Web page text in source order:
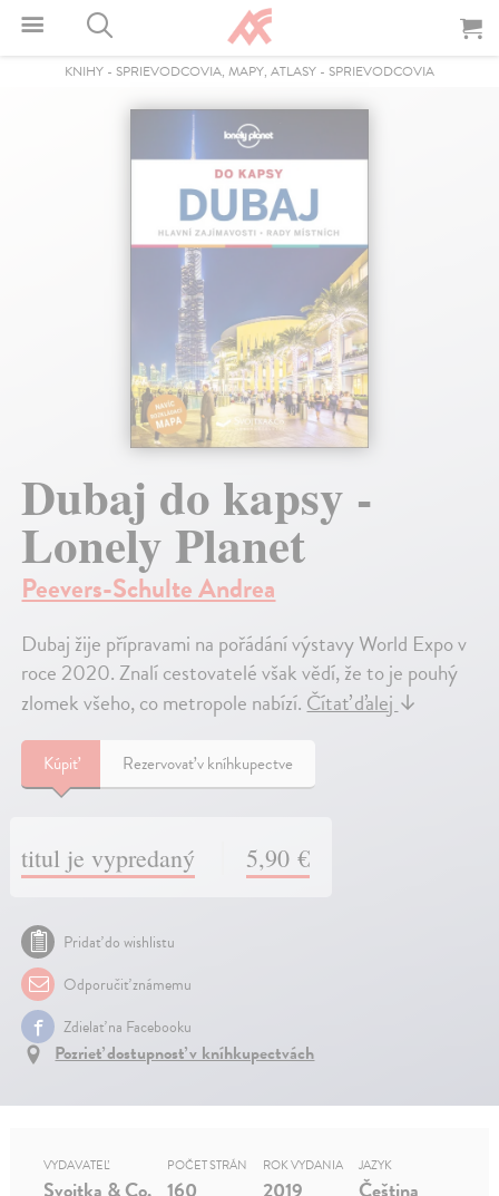
KNIHY - SPRIEVODCOVIA, MAPY, ATLASY - SPRIEVODCOVIA
Dubaj do kapsy -
Lonely Planet
Peevers-Schulte Andrea
Dubaj žije přípravami na pořádání výstavy World Expo v
roce 2020. Znalí cestovatelé však vědí, že to je pouhý
zlomek všeho, co metropole nabízí.Čítať ďalej↓
Kúpiť Rezervovať v kníhkupectve
titul je vypredaný 5,90 €
Pridať do wishlistu
Odporučiť známemu
Zdielať na Facebooku
Pozrieť dostupnosť v kníhkupectvách
VYDAVATEĽ
Svojtka & Co.
POČET STRÁN
160
ROK VYDANIA
2019
JAZYK
Čeština